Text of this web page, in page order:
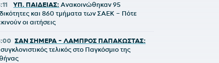
ΥΠ. ΠΑΙΔΕΙΑΣ: Ανακοινώθηκαν 95
και 860 τμήματα των ΣΑΕΚ – Πότε
οι αιτήσεις
ΣΑΝ ΣΗΜΕΡΑ - ΛΑΜΠΡΟΣ ΠΑΠΑΚΩΣΤΑΣ:
τελικός στο Παγκόσμιο της